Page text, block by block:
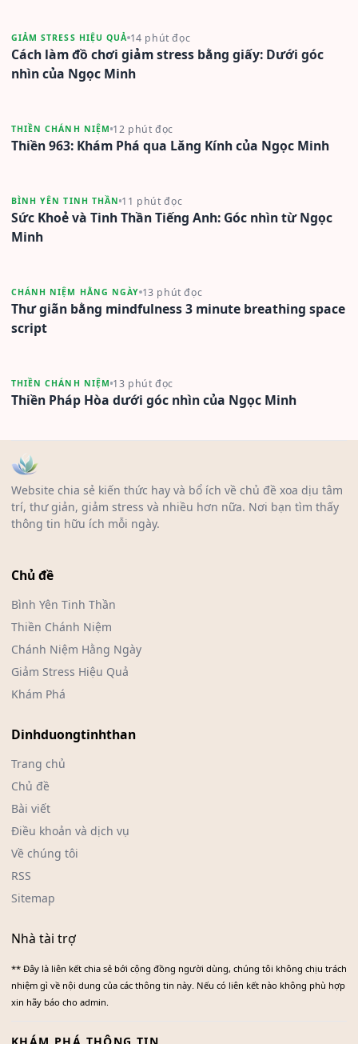
GIẢM STRESS HIỆU QUẢ 14 phút đọc
Cách làm đồ chơi giảm stress bằng giấy: Dưới góc
nhìn của Ngọc Minh
THIỀN CHÁNH NIỆM 12 phút đọc
Thiền 963: Khám Phá qua Lăng Kính của Ngọc Minh
BÌNH YÊN TINH THẦN 11 phút đọc
Sức Khoẻ và Tinh Thần Tiếng Anh: Góc nhìn từ Ngọc
Minh
CHÁNH NIỆM HẰNG NGÀY 13 phút đọc
Thư giãn bằng mindfulness 3 minute breathing space
script
THIỀN CHÁNH NIỆM 13 phút đọc
Thiền Pháp Hòa dưới góc nhìn của Ngọc Minh
Website chia sẻ kiến thức hay và bổ ích về chủ đề xoa dịu tâm
trí, thư giản, giảm stress và nhiều hơn nữa. Nơi bạn tìm thấy
thông tin hữu ích mỗi ngày.
Chủ đề
Bình Yên Tinh Thần
Thiền Chánh Niệm
Chánh Niệm Hằng Ngày
Giảm Stress Hiệu Quả
Khám Phá
Dinhduongtinhthan
Trang chủ
Chủ đề
Bài viết
Điều khoản và dịch vụ
Về chúng tôi
RSS
Sitemap
Nhà tài trợ
** Đây là liên kết chia sẻ bới cộng đồng người dùng, chúng tôi không chịu trách
nhiệm gì về nội dung của các thông tin này. Nếu có liên kết nào không phù hợp
xin hãy báo cho admin.